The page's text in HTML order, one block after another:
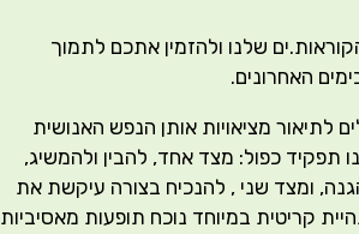
שלנו ולהזמין אתכם לתמוך
האחרונים.
לתיאור מציאויות אותן הנפש האנושית
תפקיד כפול: מצד אחד, להבין ולהמשיג,
ומצד שני , להנכיח בצורה עיקשת את
קריטית במיוחד נוכח תופעות מאסיביות